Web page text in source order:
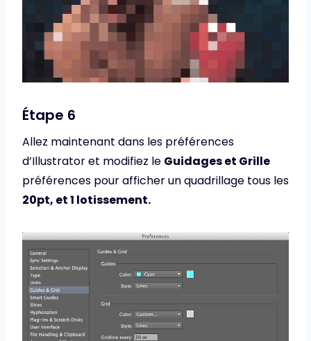
Étape 6
Allez maintenant dans les préférences
d’Illustrator et modifiez le Guidages et Grille
préférences pour afficher un quadrillage tous les
20pt, et 1 lotissement.